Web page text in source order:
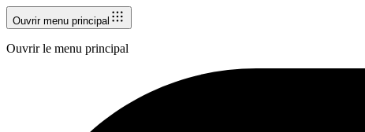
Ouvrir menu principal
Ouvrir le menu principal